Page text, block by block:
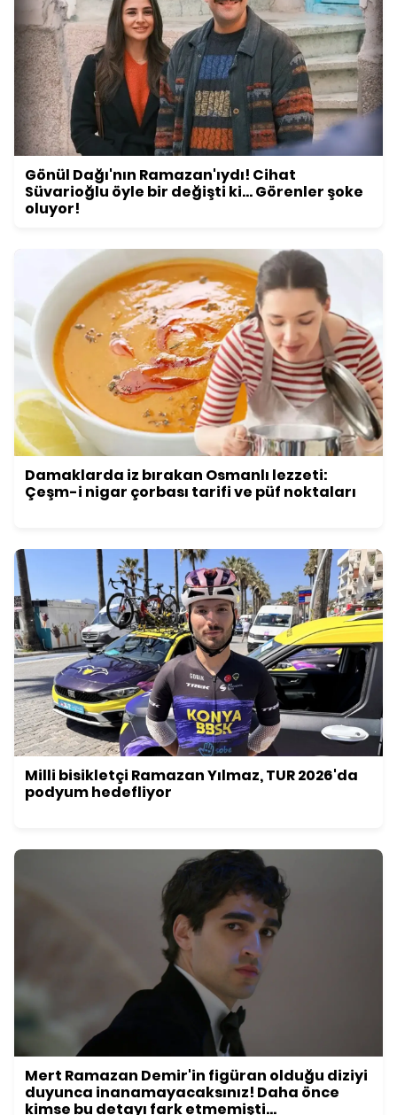
Gönül Dağı'nın Ramazan'ıydı! Cihat
Süvarioğlu öyle bir değişti ki... Görenler şoke
oluyor!
Damaklarda iz bırakan Osmanlı lezzeti:
Çeşm-i nigar çorbası tarifi ve püf noktaları
Milli bisikletçi Ramazan Yılmaz, TUR 2026'da
podyum hedefliyor
Mert Ramazan Demir'in figüran olduğu diziyi
duyunca inanamayacaksınız! Daha önce
kimse bu detayı fark etmemişti...